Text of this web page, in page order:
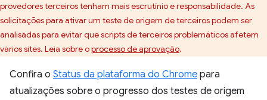
provedores terceiros tenham mais escrutínio e responsabilidade. As
solicitações para ativar um teste de origem de terceiros podem ser
analisadas para evitar que scripts de terceiros problemáticos afetem
vários sites. Leia sobre oprocesso de aprovação.
Confira o Status da plataforma do Chrome para
atualizações sobre o progresso dos testes de origem